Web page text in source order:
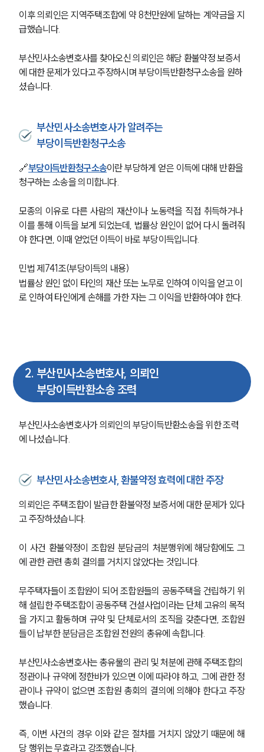
이후 의뢰인은 지역주택조합에 약 8천만원에 달하는 계약금을 지
급했습니다.
부산민사소송변호사를 찾아오신 의뢰인은 해당 환불약정 보증서
에 대한 문제가 있다고 주장하시며 부당이득반환청구소송을 원하
셨습니다.
부산민사소송변호사가 알려주는
부당이득반환청구소송
🔗부당이득반환청구소송이란 부당하게 얻은 이득에 대해 반환을
청구하는 소송을 의미합니다.
모종의 이유로 다른 사람의 재산이나 노동력을 직접 취득하거나
이를 통해 이득을 보게 되었는데, 법률상 원인이 없어 다시 돌려줘
야 한다면, 이때 얻었던 이득이 바로 부당이득입니다.
민법 제741조(부당이득의 내용)
법률상 원인 없이 타인의 재산 또는 노무로 인하여 이익을 얻고 이
로 인하여 타인에게 손해를 가한 자는 그 이익을 반환하여야 한다.
2. 부산민사소송변호사, 의뢰인
부당이득반환소송 조력
부산민사소송변호사가 의뢰인의 부당이득반환소송을 위한 조력
에 나섰습니다.
부산민사소송변호사, 환불약정 효력에 대한 주장
의뢰인은 주택조합이 발급한 환불약정 보증서에 대한 문제가 있다
고 주장하셨습니다.
이 사건 환불약정이 조합원 분담금의 처분행위에 해당함에도 그
에 관한 관련 총회 결의를 거치지 않았다는 것입니다.
무주택자들이 조합원이 되어 조합원들의 공동주택을 건립하기 위
해 설립한 주택조합이 공동주택 건설사업이라는 단체 고유의 목적
을 가지고 활동하며 규약 및 단체로서의 조직을 갖춘다면, 조합원
들이 납부한 분담금은 조합원 전원의 총유에 속합니다.
부산민사소송변호사는 총유물의 관리 및 처분에 관해 주택조합의
정관이나 규약에 정한바가 있으면 이에 따라야 하고, 그에 관한 정
관이나 규약이 없으면 조합원 총회의 결의에 의해야 한다고 주장
했습니다.
즉, 이번 사건의 경우 이와 같은 절차를 거치지 않았기 때문에 해
당 행위는 무효라고 강조했습니다.